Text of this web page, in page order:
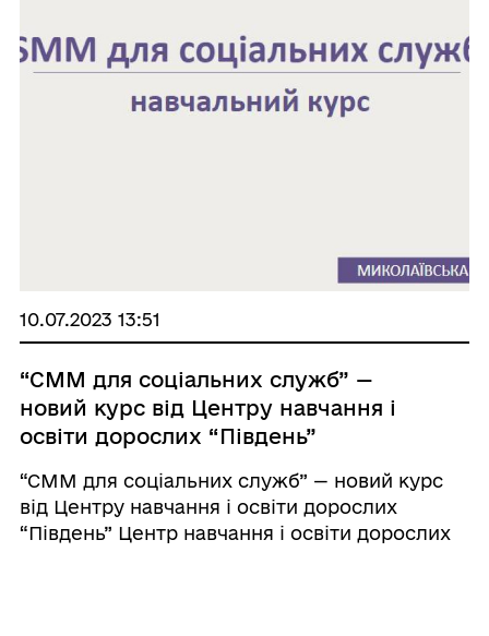
10.07.2023 13:51
“СММ для соціальних служб” —
новий курс від Центру навчання і
освіти дорослих “Південь”
“СММ для соціальних служб” — новий курс
від Центру навчання і освіти дорослих
“Південь” Центр навчання і освіти дорослих